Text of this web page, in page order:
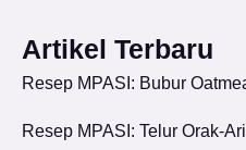
Artikel Terbaru
Resep MPASI: Bubur
Resep MPASI: Telur Orak-